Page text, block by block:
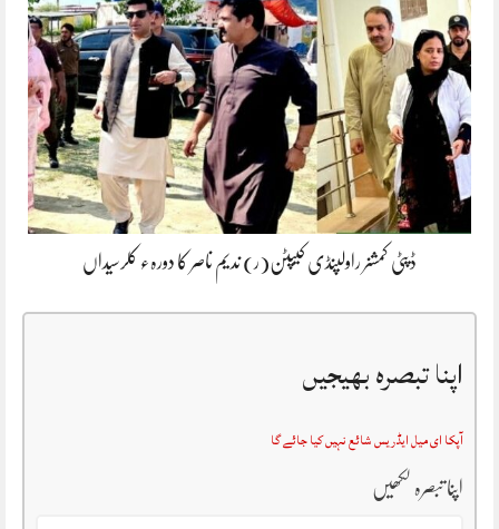
ڈپٹی کمشنر راولپنڈی کیپٹن(ر) ندیم ناصر کا دورہء کلرسیداں
اپنا تبصرہ بھیجیں
آپکا ای میل ایڈریس شائع نہیں کیا جائے گا
اپنا تبصرہ لکھیں